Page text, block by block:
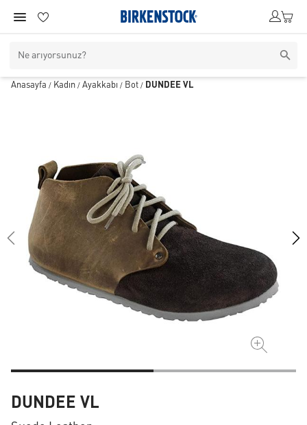
Anasayfa / Kadın / Ayakkabı / Bot / DUNDEE VL
DUNDEE VL